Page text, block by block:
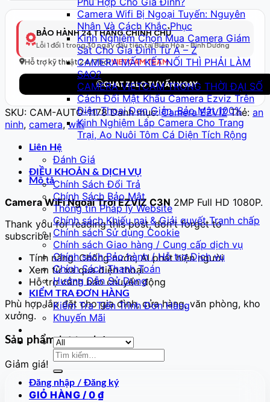
Camera Wifi Bị Ngoại Tuyến: Nguyên
Nhân Và Cách Khắc Phục
Kinh Nghiệm Chọn Mua Camera Giám
Sát Cho Gia Đình Từ A – Z
CAMERA MẤT KẾT NỐI THÌ PHẢI LÀM
SAO?
CAMERA VIETCAM TRONG THỜI ĐẠI SỐ
Cách Đổi Mật Khẩu Camera Ezviz Trên
Điện Thoại Đơn Giản, Bảo Mật 100%
Kinh Nghiệm Lắp Camera Cho Trang
Trại, Ao Nuôi Tôm Cá Diện Tích Rộng
Liên Hệ
Đánh Giá
ĐIỀU KHOẢN & DỊCH VỤ
Chính Sách Đổi Trả
Chính Sách Bảo Mật
Thông tin Pháp lý Website
Chính sách Khiếu nại & Giải quyết Tranh chấp
Chính sách Sử dụng Cookie
Chính sách Giao hàng / Cung cấp dịch vụ
Chính sách Bảo hành / Hỗ trợ Dịch vụ
Chính Sách Thanh Toán
Hướng Dẫn Sử Dụng
KIỂM TRA ĐƠN HÀNG
Kiểm Tra Tiến Trình Đơn Hàng
Khuyến Mãi
Tìm
Đăng nhập / Đăng ký
GIỎ HÀNG / 0 ₫
Thông
Model
179
–
Full
HD
số
BẢO HÀNH 24 THÁNG CHÍNH CHỦ
Lỗi 1 đổi 1 trong 30 ngày đầu tiên tại Biên Hòa - Bình Dương
Hỗ trợ kỹ thuật 24/7 bởiVIETCAM TEAM
CHAT ZALO TƯ VẤN NGAY
SKU: CAM-AUTO-1178 Danh mục:Camera EZVIZ Thẻ: an
ninh, camera,wifi
Mô tả
Camera WiFi Ngoài Trời EZVIZ C3N 2MP Full HD 1080P.
Thank you for reading this post, don't forget to
subscribe!
Tính năng: Chống nước, AI phát hiện người
Xem từ xa qua điện thoại
Hỗ trợ cảnh báo chuyển động
Phù hợp lắp đặt cho gia đình, cửa hàng, văn phòng, kho
xưởng.
Sản phẩm tương tự
Giảm giá!